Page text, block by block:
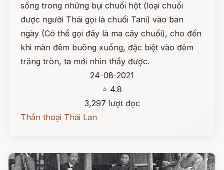
sống trong những bụi chuối hột (loại chuối
được người Thái gọi là chuối Tani) vào ban
ngày (Có thể gọi đây là ma cây chuối), cho đến
khi màn đêm buông xuống, đặc biệt vào đêm
trăng tròn, ta mới nhìn thấy được.
24-08-2021
⭐ 4.8
3,297 lượt đọc
Thần thoại Thái Lan